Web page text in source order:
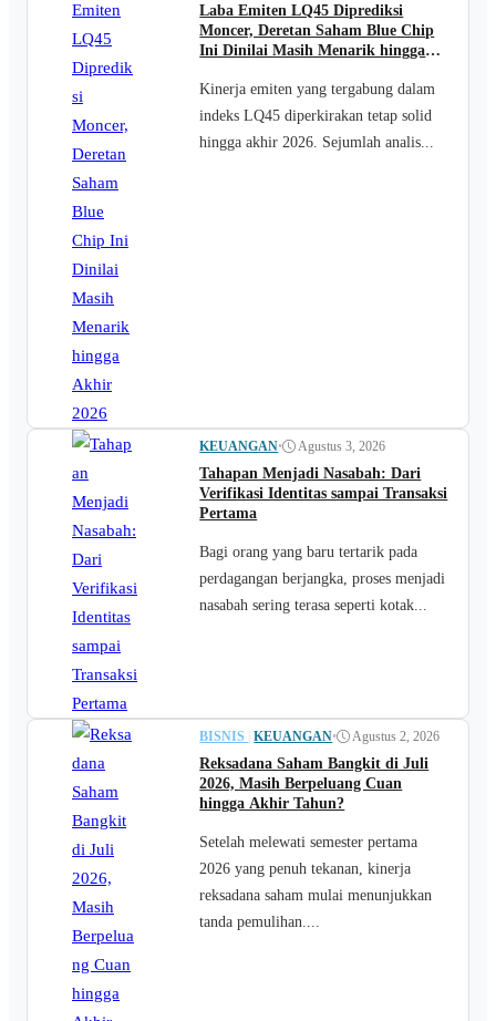
Laba Emiten LQ45 Diprediksi
Moncer, Deretan Saham Blue Chip
Ini Dinilai Masih Menarik hingga
Kinerja emiten yang tergabung dalam
indeks LQ45 diperkirakan tetap solid
hingga akhir 2026. Sejumlah analis...
KEUANGAN• Agustus 3, 2026
Tahapan Menjadi Nasabah: Dari
Verifikasi Identitas sampai Transaksi
Pertama
Bagi orang yang baru tertarik pada
perdagangan berjangka, proses menjadi
nasabah sering terasa seperti kotak...
BISNIS KEUANGAN• Agustus 2, 2026
Reksadana Saham Bangkit di Juli
2026, Masih Berpeluang Cuan
hingga Akhir Tahun?
Setelah melewati semester pertama
2026 yang penuh tekanan, kinerja
reksadana saham mulai menunjukkan
tanda pemulihan....